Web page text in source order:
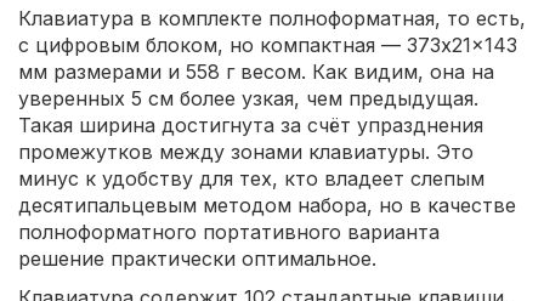
Клавиатура в комплекте полноформатная, то есть,
с цифровым блоком, но компактная — 373x21x143
мм размерами и 558 г весом. Как видим, она на
уверенных 5 см более узкая, чем предыдущая.
Такая ширина достигнута за счёт упразднения
промежутков между зонами клавиатуры. Это
минус к удобству для тех, кто владеет слепым
десятипальцевым методом набора, но в качестве
полноформатного портативного варианта
решение практически оптимальное.